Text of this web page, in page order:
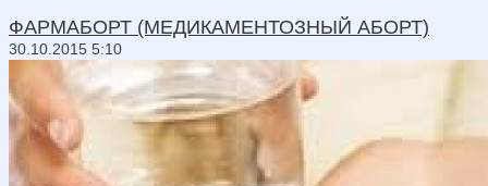
ФАРМАБОРТ (МЕДИКАМЕНТОЗНЫЙ АБОРТ)
30.10.2015 5:10